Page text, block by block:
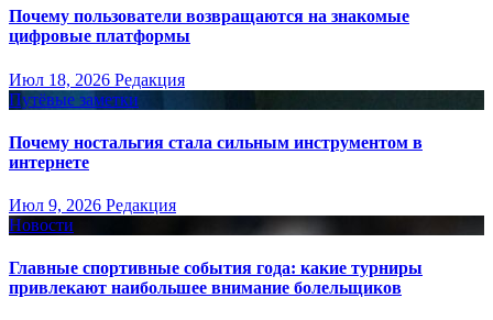
Почему пользователи возвращаются на знакомые
цифровые платформы
Июл 18, 2026 Редакция
Путёвые заметки
Почему ностальгия стала сильным инструментом в
интернете
Июл 9, 2026 Редакция
Новости
Главные спортивные события года: какие турниры
привлекают наибольшее внимание болельщиков